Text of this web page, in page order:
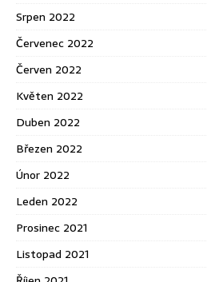
Srpen 2022
Červenec 2022
Červen 2022
Květen 2022
Duben 2022
Březen 2022
Únor 2022
Leden 2022
Prosinec 2021
Listopad 2021